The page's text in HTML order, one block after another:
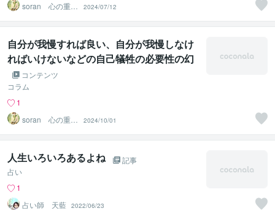
soran 心の重荷
を下ろせるヒー
リング
2024/07/12
自分が我慢すれば良い、自分が我慢しなけ
ればいけないなどの自己犠牲の必要性の幻
覚、幻術が解ける遠隔法術ヒーリング
コンテンツ
コラム
1
soran 心の重荷
を下ろせるヒー
リング
2024/10/01
人生いろいろあるよね
記事
占い
1
占い師 天藍 2022/06/23